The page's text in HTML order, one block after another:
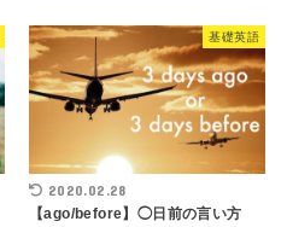
基礎英語
2020.02.28
【ago/before】◯日前の言い方